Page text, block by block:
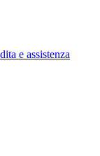
e assistenza